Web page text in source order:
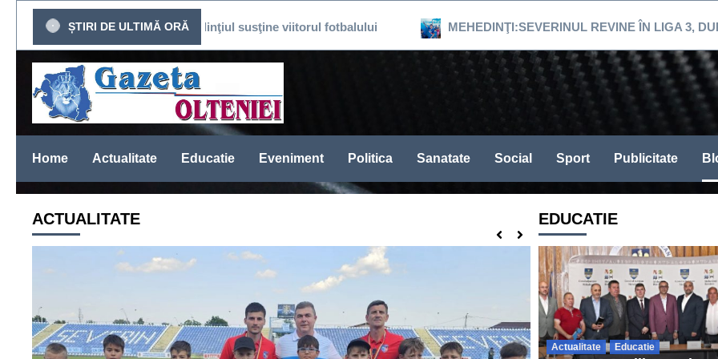
Sari
conținut
ȘTIRI DE ULTIMĂ ORĂ
Mehedinţiul susţine viitorul fotbalului MEHEDINŢI:SEVERINUL REVINE ÎN LIGA 3, DUPĂ 16 ANI
Home Actualitate Educatie Eveniment Politica Sanatate Social Sport Publicitate
ACTUALITATE EDUCATIE
Actualitate Educatie